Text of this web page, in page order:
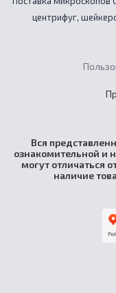
центрифуг,
Вся
ознакомительной и
могут отличаться
наличие